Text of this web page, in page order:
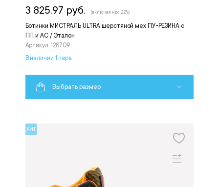
Ботинки МИСТРАЛЬ ULTRA шерстяной мех ПУ-РЕЗИНА с
ПП и АС / Эталон
Артикул: 128709
3 825.97 руб. (включая ндс 22%)
В наличии 1 пара
Выбрать размер
ХИТ